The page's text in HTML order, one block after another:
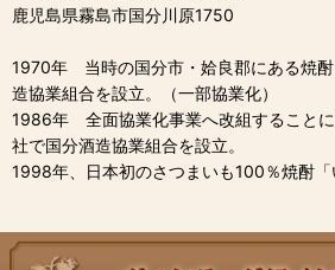
鹿児島県霧島市国分川原1750
1970年 当時の国分市・姶良郡にある焼
造協業組合を設立。（一部協業化）
1986年 全面協業化事業へ改組すること
社で国分酒造協業組合を設立。
1998年、日本初のさつまいも100％焼酎「